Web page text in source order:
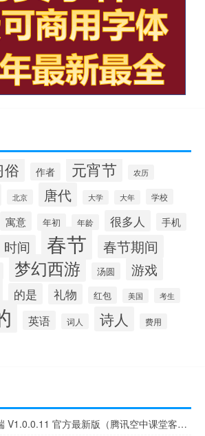
俗 作者 元宵节 农历
北京 唐代 大学 大年 学校
寓意 年初 年龄 很多人 手机
时间 春节 春节期间
梦幻西游 汤圆 游戏
的是 礼物 红包 美国 考生
英语 词人 诗人 费用
腾讯空中课堂客户端 V1.0.0.11 官方最新版（腾讯空中课堂客户端 V1.0.0.11 官方最新版功能简介）